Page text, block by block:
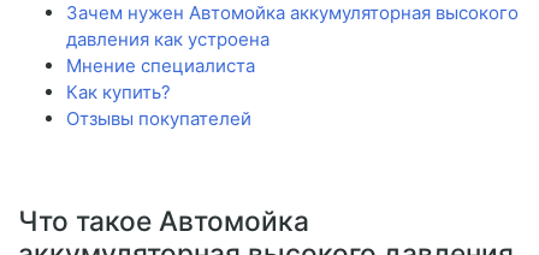
Зачем нужен Автомойка аккумуляторная высокого
давления как устроена
Мнение специалиста
Как купить?
Отзывы покупателей
Что такое Автомойка